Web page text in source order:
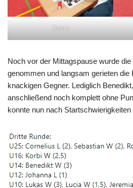
Robin
Noch vor der Mittagspause wurde
genommen und langsam gerieten die
knackigen Gegner. Lediglich
anschließend noch komplett ohne
konnte nun nach